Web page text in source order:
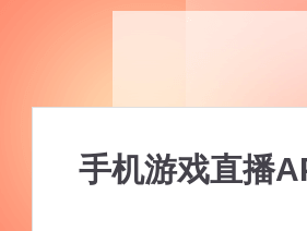
手机游戏直播